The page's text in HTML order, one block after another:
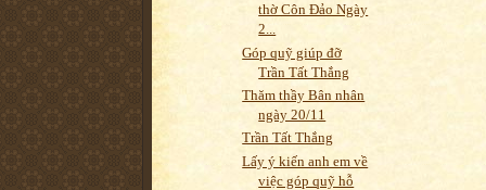
thờ Côn Đảo Ngày
2...
Góp quỹ giúp đỡ
Trần Tất Thắng
Thăm thầy Bân nhân
ngày 20/11
Trần Tất Thắng
Lấy ý kiến anh em về
việc góp quỹ hỗ